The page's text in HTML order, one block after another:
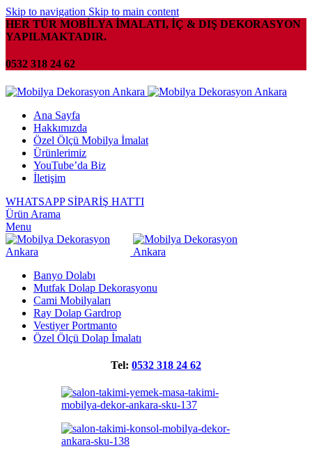
Skip to navigation Skip to main content
HER TÜR MOBİLYA İMALATI, İÇ & DIŞ DEKORASYON
YAPILMAKTADIR.
0532 318 24 62
Ana Sayfa
Hakkımızda
Özel Ölçü Mobilya İmalat
Ürünlerimiz
YouTube’da Biz
İletişim
WHATSAPP SİPARİŞ HATTI
Ürün Arama
Menu
Banyo Dolabı
Mutfak Dolap Dekorasyonu
Cami Mobilyaları
Ray Dolap Gardrop
Vestiyer Portmanto
Özel Ölçü Dolap İmalatı
Tel: 0532 318 24 62